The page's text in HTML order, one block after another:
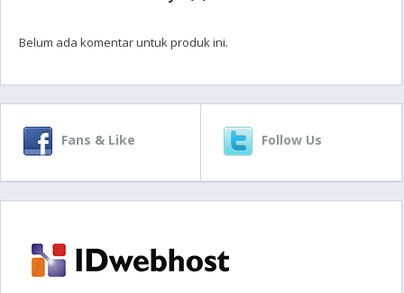
Belum ada komentar untuk produk ini.
Fans & Like Follow Us